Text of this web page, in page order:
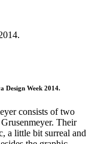
Design Week 2014.
consists of two
Their
a little bit surreal and